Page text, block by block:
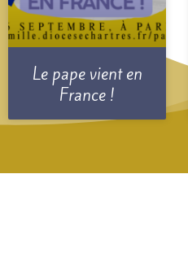
Le pape vient en
France !